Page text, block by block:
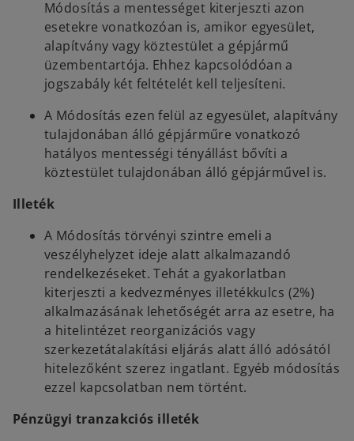
Módosítás a mentességet kiterjeszti azon
esetekre vonatkozóan is, amikor egyesület,
alapítvány vagy köztestület a gépjármű
üzembentartója. Ehhez kapcsolódóan a
jogszabály két feltételét kell teljesíteni.
A Módosítás ezen felül az egyesület, alapítvány
tulajdonában álló gépjárműre vonatkozó
hatályos mentességi tényállást bővíti a
köztestület tulajdonában álló gépjárművel is.
Illeték
A Módosítás törvényi szintre emeli a
veszélyhelyzet ideje alatt alkalmazandó
rendelkezéseket. Tehát a gyakorlatban
kiterjeszti a kedvezményes illetékkulcs (2%)
alkalmazásának lehetőségét arra az esetre, ha
a hitelintézet reorganizációs vagy
szerkezetátalakítási eljárás alatt álló adósától
hitelezőként szerez ingatlant. Egyéb módosítás
ezzel kapcsolatban nem történt.
Pénzügyi tranzakciós illeték